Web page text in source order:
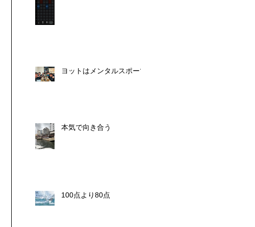
ヨットはメンタルスポーツ
本気で向き合う
100点より80点